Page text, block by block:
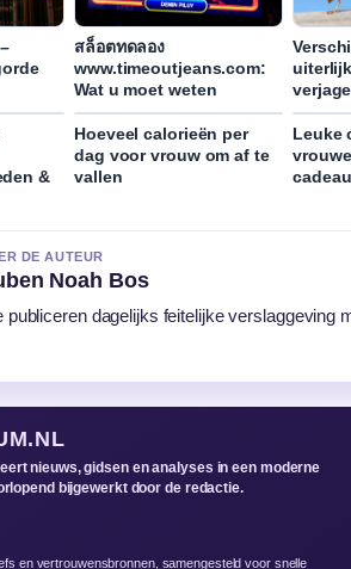
สล็อตทดลอง
www.timeoutjeans.com:
Wat u moet weten
&
Hoeveel calorieën per
dag voor vrouw om af te
vallen
Leuke
DE AUTEUR
Noah Bos
publiceren dagelijks feitelijke verslaggeving
nieuws, gidsen en analyses in een moderne
bijgewerkt door de redactie.
en vertrouwensbronnen, samengesteld voor snelle